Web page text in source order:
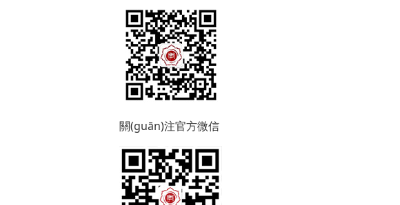
關(guān)注官方微信